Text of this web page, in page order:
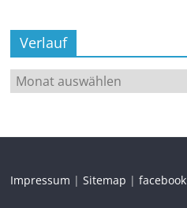
Verlauf
Impressum |Sitemap |facebook